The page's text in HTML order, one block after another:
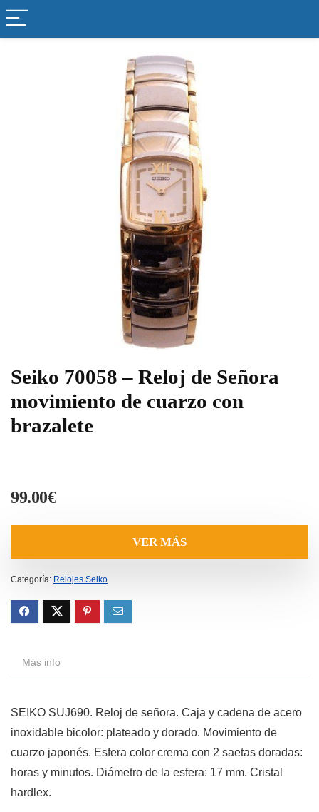
Seiko 70058 – Reloj de Señora
movimiento de cuarzo con
brazalete
99.00€
VER MÁS
Categoría: Relojes Seiko
Más info
SEIKO SUJ690. Reloj de señora. Caja y cadena de acero
inoxidable bicolor: plateado y dorado. Movimiento de
cuarzo japonés. Esfera color crema con 2 saetas doradas:
horas y minutos. Diámetro de la esfera: 17 mm. Cristal
hardlex.